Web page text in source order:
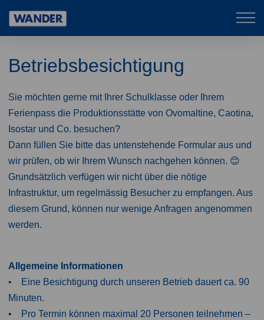
Drupal
Betriebsbesichtigung
Sie möchten gerne mit Ihrer Schulklasse oder Ihrem
Ferienpass die Produktionsstätte von Ovomaltine, Caotina,
Isostar und Co. besuchen?
Dann füllen Sie bitte das untenstehende Formular aus und
wir prüfen, ob wir Ihrem Wunsch nachgehen können. 😊
Grundsätzlich verfügen wir nicht über die nötige
Infrastruktur, um regelmässig Besucher zu empfangen. Aus
diesem Grund, können nur wenige Anfragen angenommen
werden.
Allgemeine Informationen
• Eine Besichtigung durch unseren Betrieb dauert ca. 90
Minuten.
• Pro Termin können maximal 20 Personen teilnehmen –